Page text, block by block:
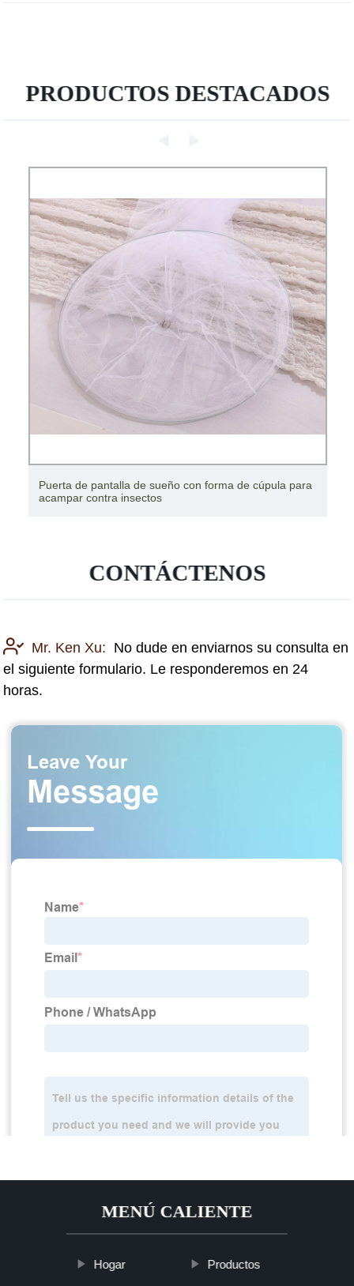
PRODUCTOS DESTACADOS
Carpa de exhibición comercial en forma de cúpula para
la venta
CONTÁCTENOS
Mr. Ken Xu: No dude en enviarnos su consulta en
el siguiente formulario. Le responderemos en 24
horas.
MENÚ CALIENTE
Hogar Productos